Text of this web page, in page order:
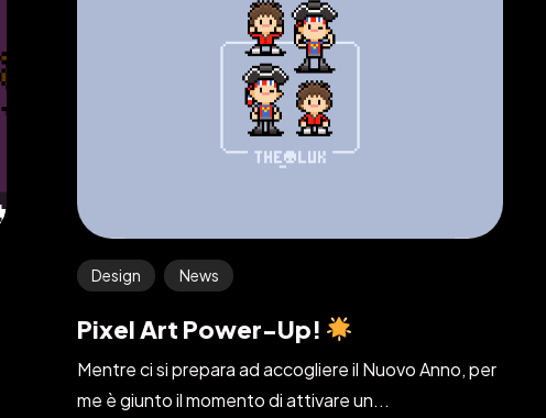
Design News
Pixel Art Power-Up!
Mentre ci si prepara ad accogliere il Nuovo Anno, per
me è giunto il momento di attivare un...